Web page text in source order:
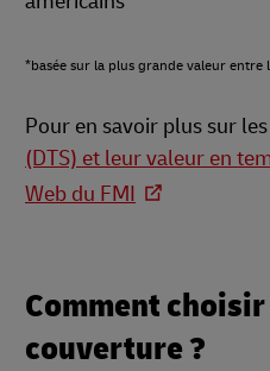
*basée sur la plus grande valeur entre
Pour en savoir plus sur les
(DTS) et leur valeur en
Web du FMI
Comment
couverture ?